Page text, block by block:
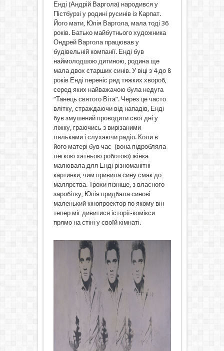
Енді (Андрій Варгола) народився у
Пістбурзі у родині русинів із Карпат.
Його мати, Юлія Варгола, мала тоді 36
років. Батько майбутнього художника
Ондрей Варгола працював у
будівельній компанії. Енді був
наймолодшою дитиною, родина ще
мала двох старших синів. У віці з 4 до 8
років Енді переніс ряд тяжких хвороб,
серед яких найважачою була недуга
“Танець святого Віта”. Через це часто
влітку, страждаючи від нападів, Енді
був змушений проводити свої дні у
ліжку, граючись з вирізаними
ляльками і слухаючи радіо. Коли в
його матері був час (вона підробляла
легкою хатньою роботою) жінка
малювала для Енді різноманітні
картинки, чим привила сину смак до
малярства. Трохи пізніше, з власного
заробітку, Юлія придбала синові
маленький кінопроектор по якому він
тепер міг дивитися історії-комікси
прямо на стіні у своїй кімнаті.